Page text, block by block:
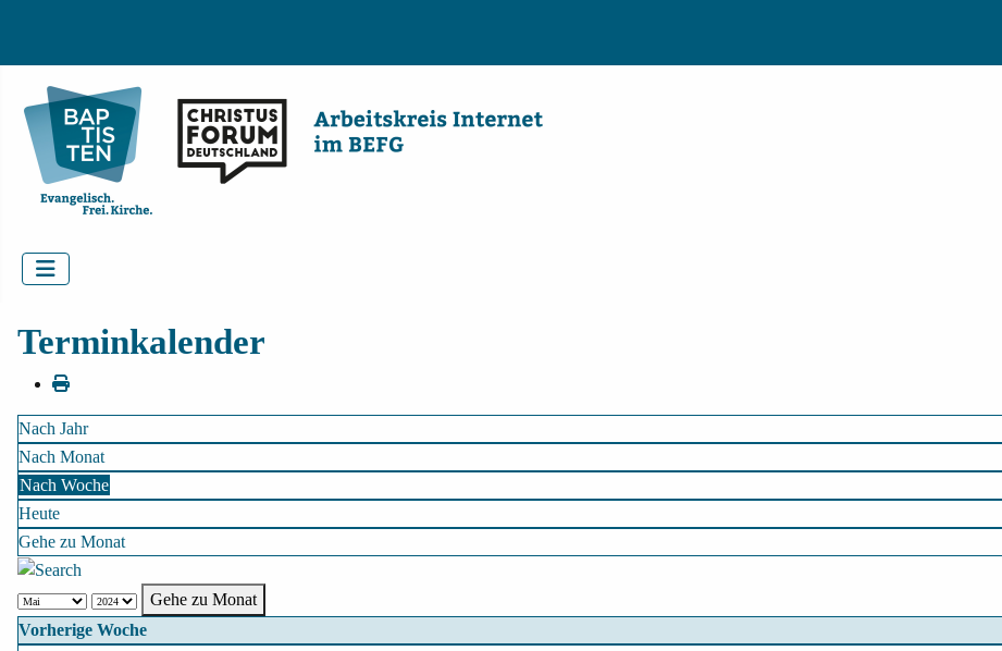
Terminkalender
Nach Jahr
Nach Monat
Nach Woche
Heute
Gehe zu Monat
Gehe zu Monat
Vorherige Woche